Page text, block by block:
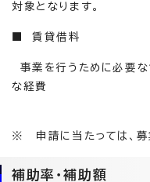
対象となります。
■ 賃貸借料
事業を行うために必要な
な経費
※ 申請に当たっては、募
補助率・補助額